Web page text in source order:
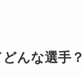
んな選手？